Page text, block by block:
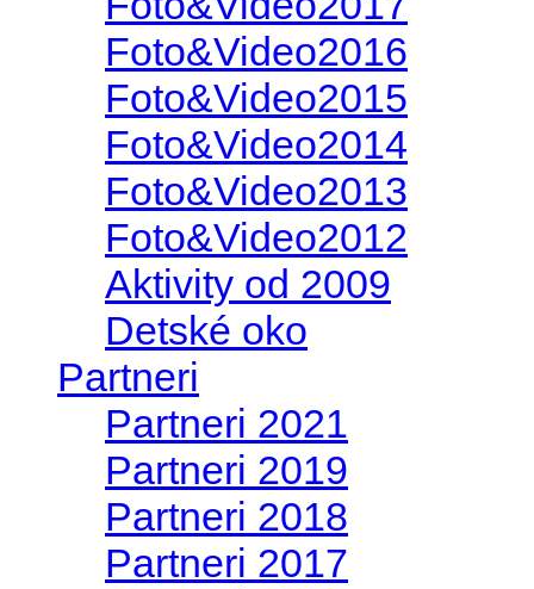
Foto&Video2016
Foto&Video2015
Foto&Video2014
Foto&Video2013
Foto&Video2012
Aktivity od 2009
Detské oko
Partneri
Partneri 2021
Partneri 2019
Partneri 2018
Partneri 2017